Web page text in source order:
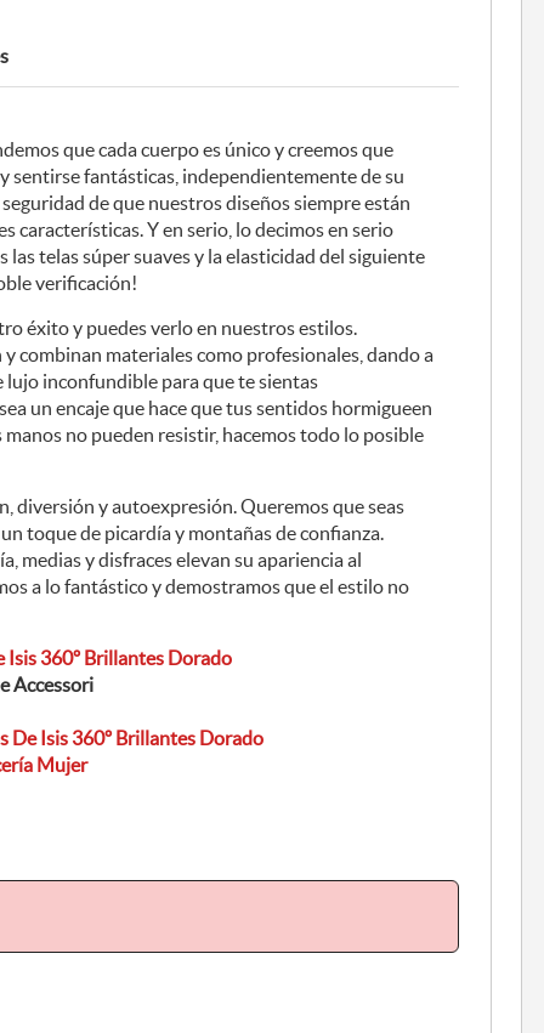
que cada cuerpo es único y creemos que
sentirse fantásticas, independientemente de su
de que nuestros diseños siempre están
características. Y en serio, lo decimos en serio
las telas súper suaves y la elasticidad del siguiente
verificación!
éxito y puedes verlo en nuestros estilos.
combinan materiales como profesionales, dando a
lujo inconfundible para que te sientas
un encaje que hace que tus sentidos hormigueen
no pueden resistir, hacemos todo lo posible
diversión y autoexpresión. Queremos que seas
toque de picardía y montañas de confianza.
medias y disfraces elevan su apariencia al
a lo fantástico y demostramos que el estilo no
Isis 360º Brillantes Dorado
Accessori
De Isis 360º Brillantes Dorado
Mujer